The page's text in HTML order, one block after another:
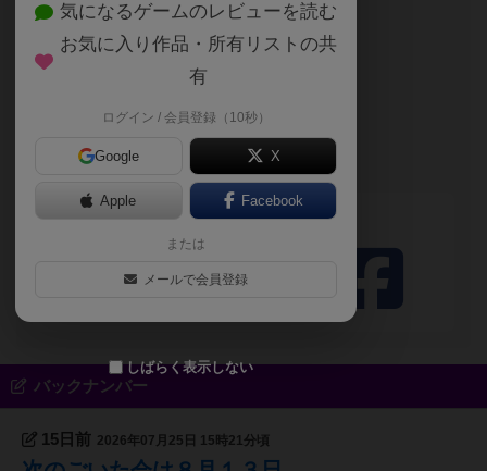
このブログの投稿者
勇者
あらきだいご（タ
自己紹介文が未設定のユーザーです
シェアする
バックナンバー
15日前 2026年07月25日 15時21分頃
気になるゲームのレビューを読む
お気に入り作品・所有リストの共
有
ログイン / 会員登録（10秒）
Google X
Apple Facebook
または
メールで会員登録
しばらく表示しない